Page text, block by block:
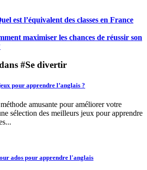
est l’équivalent des classes en France
maximiser les chances de réussir son
#Se divertir
pour apprendre l’anglais ?
amusante pour améliorer votre
sélection des meilleurs jeux pour apprendre
ados pour apprendre l'anglais